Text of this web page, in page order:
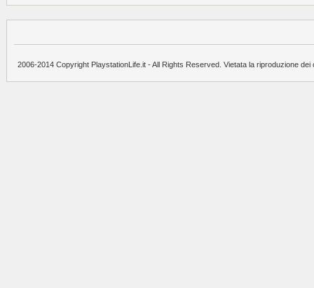
2006-2014 Copyright PlaystationLife.it - All Rights Reserved. Vietata la riproduzione dei